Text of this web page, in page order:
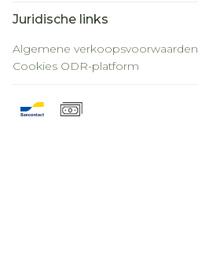
Juridische links
Algemene verkoopsvoorwaarden
Cookies ODR-platform